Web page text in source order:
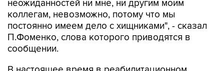
постоянно имеем дело с хищниками", - сказал
П.Фоменко, слова которого приводятся в
сообщении.
В настоящее время в реабилитационном